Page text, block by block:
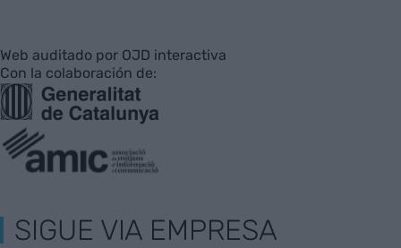
Web auditado por OJD interactiva
Con la colaboración de:
SIGUE VIA EMPRESA